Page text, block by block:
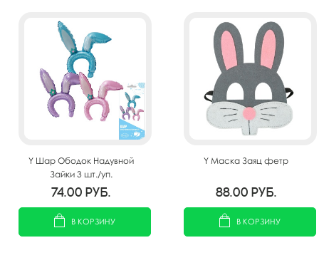
Y Шар Ободок Надувной
Зайки 3 шт./уп.
74.00 руб.
В КОРЗИНУ
Y Маска Заяц фетр
88.00 руб.
В КОРЗИНУ